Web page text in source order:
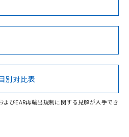
Cd Cr(VI)
る可能性があります。
No No
品の規格認証/適合状況ページへ
らのページからご検索ください
別対比表
びEAR再輸出規制に関する見解が入手でき